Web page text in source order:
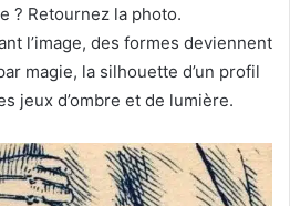
? Retournez la photo.
l’image, des formes deviennent
magie, la silhouette d’un profil
jeux d’ombre et de lumière.